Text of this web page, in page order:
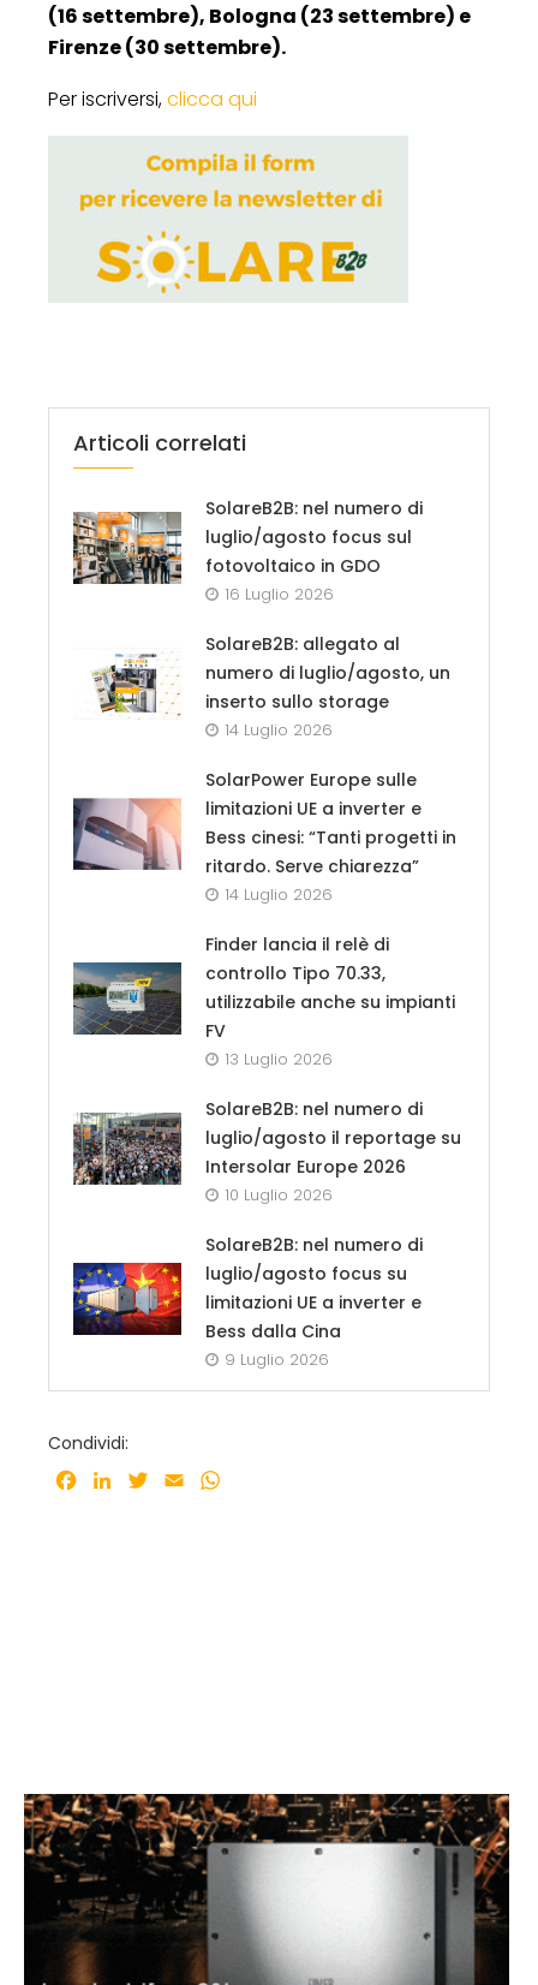
(16 settembre), Bologna (23 settembre) e
Firenze (30 settembre).
Per iscriversi,clicca qui
Articoli correlati
SolareB2B: nel numero di
luglio/agosto focus sul
fotovoltaico in GDO
16 Luglio 2026
SolareB2B: allegato al
numero di luglio/agosto, un
inserto sullo storage
14 Luglio 2026
SolarPower Europe sulle
limitazioni UE a inverter e
Bess cinesi: “Tanti progetti in
ritardo. Serve chiarezza”
14 Luglio 2026
Finder lancia il relè di
controllo Tipo 70.33,
utilizzabile anche su impianti
FV
13 Luglio 2026
SolareB2B: nel numero di
luglio/agosto il reportage su
Intersolar Europe 2026
10 Luglio 2026
SolareB2B: nel numero di
luglio/agosto focus su
limitazioni UE a inverter e
Bess dalla Cina
9 Luglio 2026
Condividi:
Facebook
LinkedInTwitter
Email